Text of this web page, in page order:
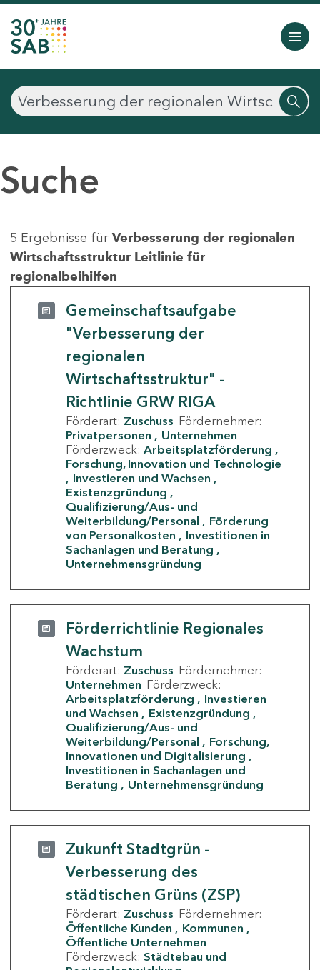
Suche
5 Ergebnisse für Verbesserung der regionalen
Wirtschaftsstruktur Leitlinie für
regionalbeihilfen
Gemeinschaftsaufgabe
"Verbesserung der
regionalen
Wirtschaftsstruktur" -
Richtlinie GRW RIGA
Förderart: Zuschuss Fördernehmer:
Privatpersonen
Unternehmen
Förderzweck: Arbeitsplatzförderung
Forschung, Innovation und Technologie
Investieren und Wachsen
Existenzgründung
Qualifizierung/Aus- und
Weiterbildung/Personal
Förderung
von Personalkosten
Investitionen in
Sachanlagen und Beratung
Unternehmensgründung
Förderrichtlinie Regionales
Wachstum
Förderart: Zuschuss Fördernehmer:
Unternehmen Förderzweck:
Arbeitsplatzförderung
Investieren
und Wachsen
Existenzgründung
Qualifizierung/Aus- und
Weiterbildung/Personal
Forschung,
Innovationen und Digitalisierung
Investitionen in Sachanlagen und
Beratung
Unternehmensgründung
Zukunft Stadtgrün -
Verbesserung des
städtischen Grüns (ZSP)
Förderart: Zuschuss Fördernehmer:
Öffentliche Kunden
Kommunen
Öffentliche Unternehmen
Förderzweck: Städtebau und